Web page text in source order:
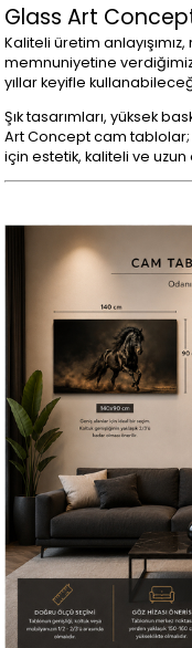
Glass Art
Kaliteli üretim
memnuniyetine
yıllar keyifle
Şık tasarımları, yüksek
Art Concept cam tablolar;
için estetik, kaliteli ve